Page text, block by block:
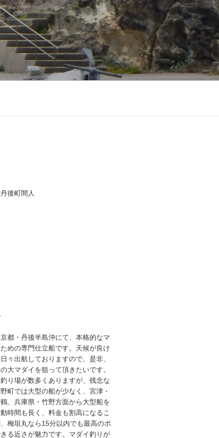
後町間人
都・丹後半島沖にて、本格的なマ
めの専門仕立船です。天候が良け
々出航しておりますので、是非、
大マダイを狙って頂きたいです。
り場が数多くありますが、残念な
町では大型の船が少なく、宮津・
、兵庫県・竹野方面から大型船を
時間も長く、料金も割高になるこ
梅垣丸なら15分以内でも最高のポ
る近さが魅力です。マダイ釣りが